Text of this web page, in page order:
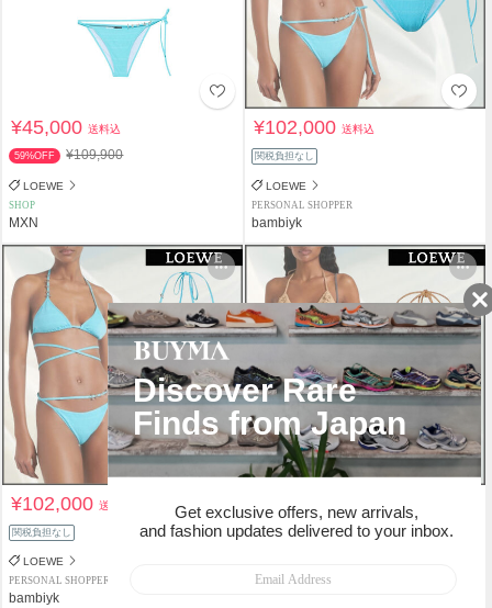
¥45,000送料込
59%OFF ¥109,900
LOEWE
SHOP
MXN
¥102,000送料込
関税負担なし
LOEWE
PERSONAL SHOPPER
bambiyk
¥102,000送料込
関税負担なし
LOEWE
PERSONAL SHOPPER
bambiyk
¥204,000
関税負担なし
PERSONAL SHOPPER